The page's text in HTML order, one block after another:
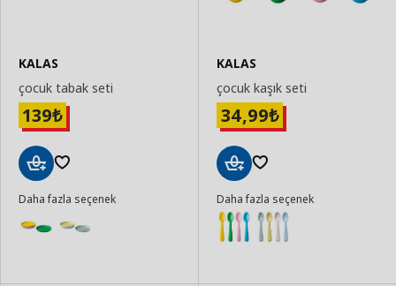
KALAS
çocuk tabak seti
139₺
Ekle
Daha fazla seçenek
KALAS
çocuk kaşık seti
34,99₺
Ekle
Daha fazla seçenek